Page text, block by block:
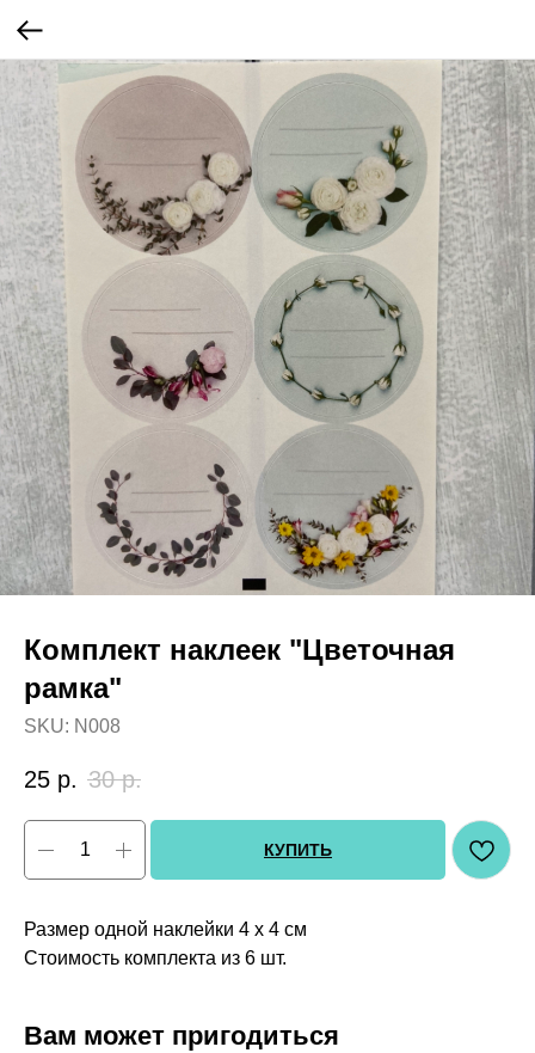
Комплект наклеек "Цветочная
рамка"
SKU: N008
25 р. 30 р.
КУПИТЬ
Размер одной наклейки 4 х 4 см
Стоимость комплекта из 6 шт.
Вам может пригодиться